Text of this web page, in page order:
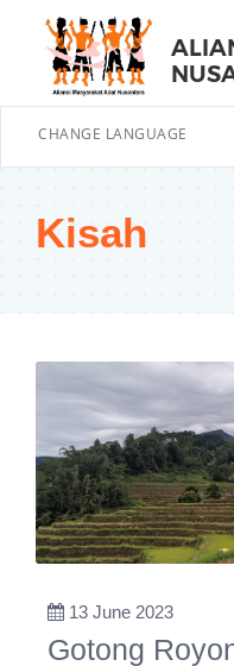
CHANGE LANGUAGE
Kisah
13 June 2023
Gotong